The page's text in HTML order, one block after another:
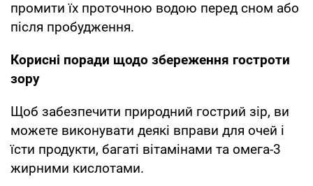
промити їх проточною водою перед сном або
після пробудження.
Корисні поради щодо збереження гостроти
зору
Щоб забезпечити природний гострий зір, ви
можете виконувати деякі вправи для очей і
їсти продукти, багаті вітамінами та омега-3
жирними кислотами.